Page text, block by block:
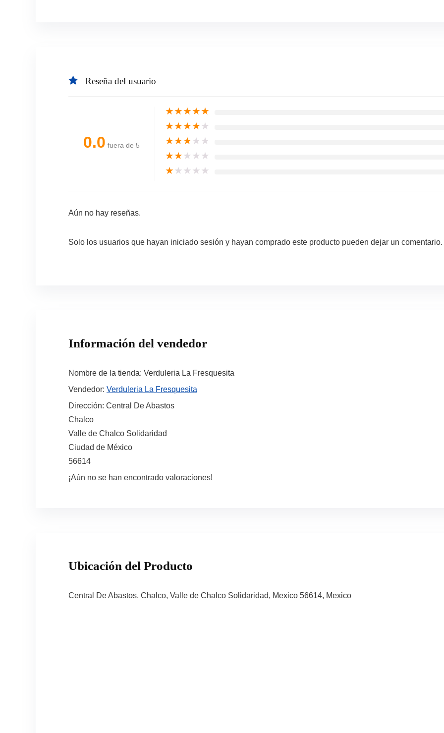
Reseña del usuario
0.0 fuera de 5
★★★★★
★★★★★
★★★★★
★★★★★
★★★★★
Aún no hay reseñas.
Solo los usuarios que hayan iniciado sesión y hayan comprado este producto pueden dejar un comentario.
Información del vendedor
Nombre de la tienda: Verduleria La Fresquesita
Vendedor: Verduleria La Fresquesita
Dirección: Central De Abastos
Chalco
Valle de Chalco Solidaridad
Ciudad de México
56614
¡Aún no se han encontrado valoraciones!
Ubicación del Producto
Central De Abastos, Chalco, Valle de Chalco Solidaridad, Mexico 56614, Mexico